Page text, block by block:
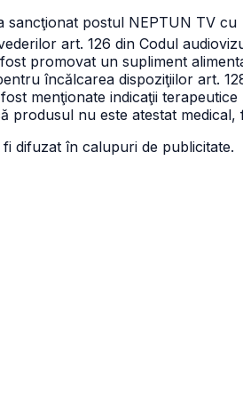
sancţionat postul NEPTUN TV cu
art. 126 din Codul
promovat un supliment
încălcarea dispoziţiilor art.
menţionate indicaţii
produsul nu este atestat
difuzat în calupuri de publicitate.